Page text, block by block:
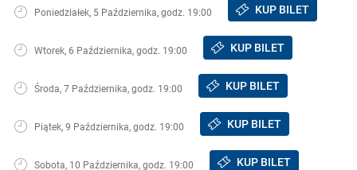
Poniedziałek, 5 Października, godz. 19:00 KUP BILET
Wtorek, 6 Października, godz. 19:00 KUP BILET
Środa, 7 Października, godz. 19:00 KUP BILET
Piątek, 9 Października, godz. 19:00 KUP BILET
Sobota, 10 Października, godz. 19:00 KUP BILET